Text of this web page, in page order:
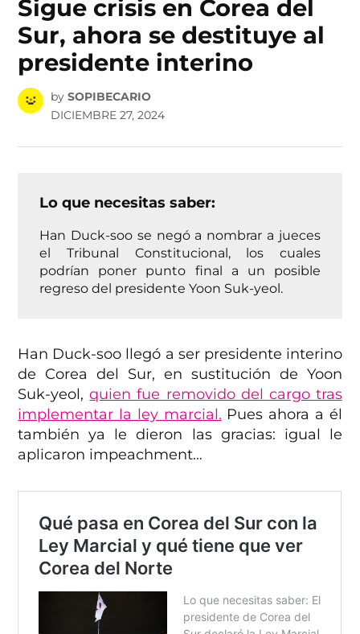
Sigue crisis en Corea del
Sur, ahora se destituye al
presidente interino
by SOPIBECARIO
DICIEMBRE 27, 2024
Lo que necesitas saber:
Han Duck-soo se negó a nombrar a jueces
el Tribunal Constitucional, los cuales
podrían poner punto final a un posible
regreso del presidente Yoon Suk-yeol.
Han Duck-soo llegó a ser presidente interino
de Corea del Sur, en sustitución de Yoon
Suk-yeol,quien fue removido del cargo tras
implementar la ley marcial. Pues ahora a él
también ya le dieron las gracias: igual le
aplicaron impeachment…